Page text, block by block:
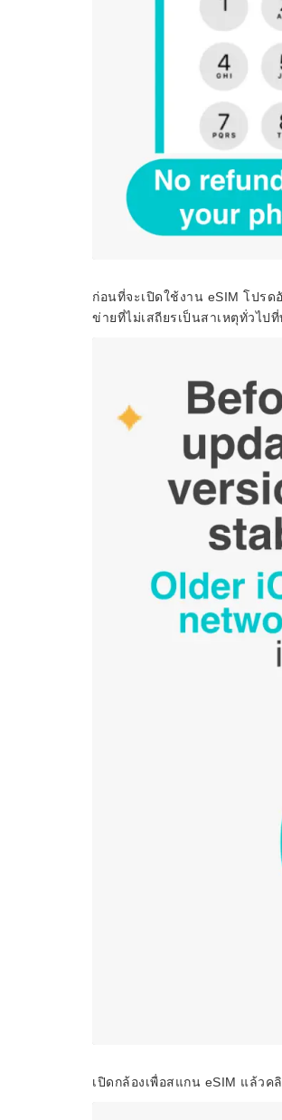
ก่อนที่จะเปิดใช้งาน eSIM โปรด
ข่ายที่ไม่เสถียรเป็นสาเหตุทั่วไป
เปิดกล้องเพื่อสแกน eSIM แล้ว